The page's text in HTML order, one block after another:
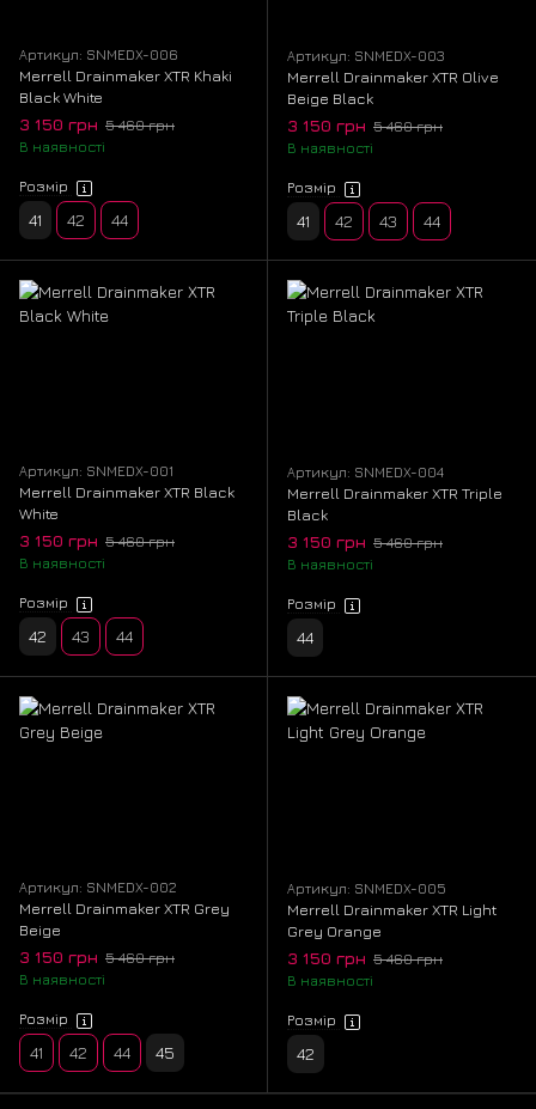
Артикул: SNMEDX-006
Merrell Drainmaker XTR Khaki
Black White
3 150 грн 5 460 грн
В наявності
Розмір
41 42 44
Артикул: SNMEDX-003
Merrell Drainmaker XTR Olive
Beige Black
3 150 грн 5 460 грн
В наявності
Розмір
41 42 43 44
Артикул: SNMEDX-001
Merrell Drainmaker XTR Black
White
3 150 грн 5 460 грн
В наявності
Розмір
42 43 44
Артикул: SNMEDX-004
Merrell Drainmaker XTR Triple
Black
3 150 грн 5 460 грн
В наявності
Розмір
44
Артикул: SNMEDX-002
Merrell Drainmaker XTR Grey
Beige
3 150 грн 5 460 грн
В наявності
Розмір
41 42 44 45
Артикул: SNMEDX-005
Merrell Drainmaker XTR Light
Grey Orange
3 150 грн 5 460 грн
В наявності
Розмір
42